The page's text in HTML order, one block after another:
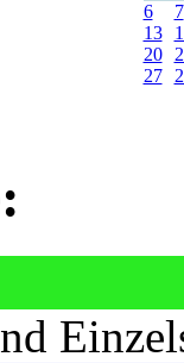
6
7
13
20
27